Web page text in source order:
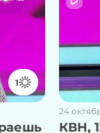
1
24
КВН,